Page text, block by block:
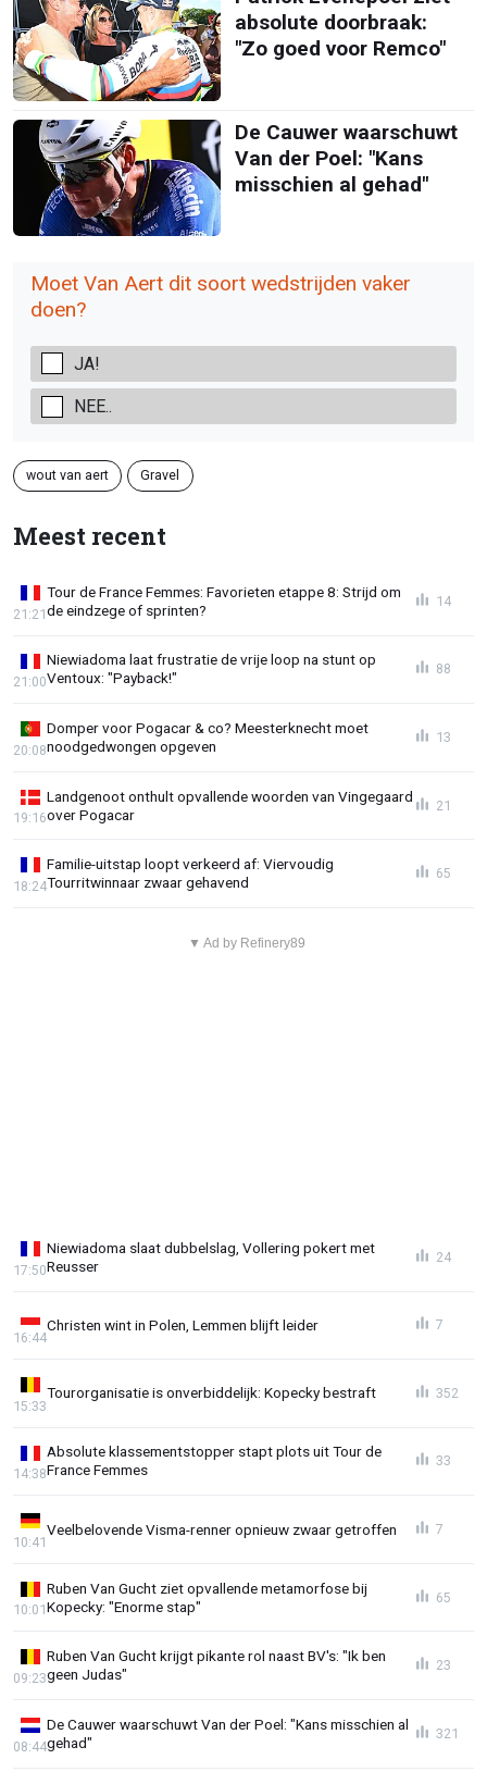
absolute doorbraak:
"Zo goed voor Remco"
De Cauwer waarschuwt
Van der Poel: "Kans
misschien al gehad"
Moet Van Aert dit soort wedstrijden vaker
doen?
JA!
NEE..
wout van aert Gravel
Meest recent
Tour de France Femmes: Favorieten etappe 8: Strijd om
de eindzege of sprinten?
21:21
14
Niewiadoma laat frustratie de vrije loop na stunt op
Ventoux: "Payback!"
21:00
88
Domper voor Pogacar & co? Meesterknecht moet
noodgedwongen opgeven
20:08
13
Landgenoot onthult opvallende woorden van Vingegaard
over Pogacar
19:16
21
Familie-uitstap loopt verkeerd af: Viervoudig
Tourritwinnaar zwaar gehavend
18:24
65
▼ Ad by Refinery89
Niewiadoma slaat dubbelslag, Vollering pokert met
Reusser
17:50
24
Christen wint in Polen, Lemmen blijft leider
16:44
7
Tourorganisatie is onverbiddelijk: Kopecky bestraft
15:33
352
Absolute klassementstopper stapt plots uit Tour de
France Femmes
14:38
33
Veelbelovende Visma-renner opnieuw zwaar getroffen
10:41
7
Ruben Van Gucht ziet opvallende metamorfose bij
Kopecky: "Enorme stap"
10:01
65
Ruben Van Gucht krijgt pikante rol naast BV's: "Ik ben
geen Judas"
09:23
23
De Cauwer waarschuwt Van der Poel: "Kans misschien al
gehad"
08:44
321